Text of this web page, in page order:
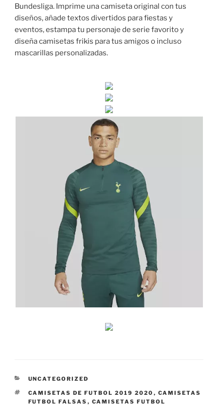
Bundesliga. Imprime una camiseta original con tus
diseños, añade textos divertidos para fiestas y
eventos, estampa tu personaje de serie favorito y
diseña camisetas frikis para tus amigos o incluso
mascarillas personalizadas.
CATEGORÍAS
UNCATEGORIZED
ETIQUETAS
CAMISETAS DE FUTBOL 2019 2020 , CAMISETAS
FUTBOL FALSAS , CAMISETAS FUTBOL